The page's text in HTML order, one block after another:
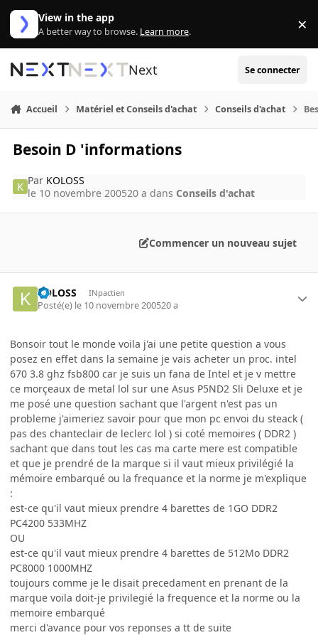
Aller au contenu
View in the app
A better way to browse. Learn more. ×
Next Se connecter
Accueil Matériel et Conseils d'achat Conseils d'achat
Besoin D 'informations
Par KOLOSS
le 10 novembre 200520 a dans Conseils d'achat
Commencer un nouveau sujet
KOLOSS INpactien
Posté(e) le 10 novembre 200520 a
Bonsoir tout le monde voila j'ai une petite question a vous
posez en effet dans la semaine je vais acheter un proc. intel
670 3.8 ghz fsb800 car je suis un fana de Intel et je v mettre
ce morçeaux de metal lol sur une Asus P5ND2 Sli Deluxe et je
me posé une question sachant que l'argent n'est pas un
probleme j'aimeriez savoir pour que mon pc envoi du steack (
pas des chanteclair de leclerc lol ) si coté memoires ( DDR2 )
sachant que dans tout les cas ma carte mere est compatible
et que je prendré de la marque si il vaut mieux privilégié la
mémoire embarqué ou la frequance et la norme je m'explique
:
est-ce qu'il vaut mieux prendre 4 barettes de 1GO DDR2
PC4200 533MHZ
OU
est-ce qu'il vaut mieux prendre 4 barettes de 512Mo DDR2
PC8000 1000MHZ
toujours comme je le disait precedament en prenant de la
marque voila doit-je privilegié la frequence et la norme ou la
memoire embarqué
merci d'avance pour vos reponses a tt de suite